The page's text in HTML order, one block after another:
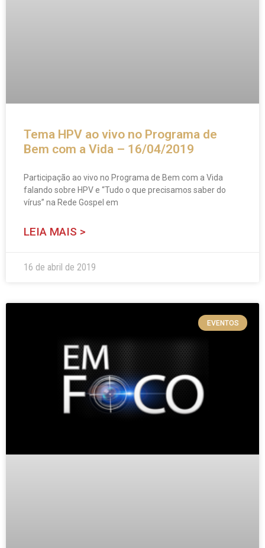
Tema HPV ao vivo no Programa de
Bem com a Vida – 16/04/2019
Participação ao vivo no Programa de Bem com a Vida
falando sobre HPV e “Tudo o que precisamos saber do
vírus” na Rede Gospel em
LEIA MAIS >
16 de abril de 2019
EVENTOS